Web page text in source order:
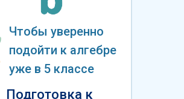
Подготовка к
Чтобы уверенно
подойти к алгебре
уже в 5 классе